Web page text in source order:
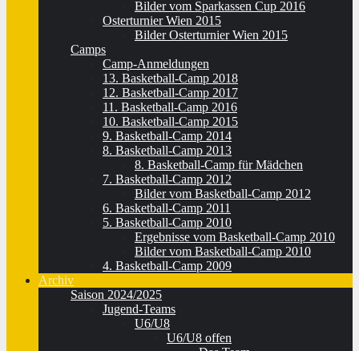
Bilder vom Sparkassen Cup 2016
Osterturnier Wien 2015
Bilder Osterturnier Wien 2015
Camps
Camp-Anmeldungen
13. Basketball-Camp 2018
12. Basketball-Camp 2017
11. Basketball-Camp 2016
10. Basketball-Camp 2015
9. Basketball-Camp 2014
8. Basketball-Camp 2013
8. Basketball-Camp für Mädchen
7. Basketball-Camp 2012
Bilder vom Basketball-Camp 2012
6. Basketball-Camp 2011
5. Basketball-Camp 2010
Ergebnisse vom Basketball-Camp 2010
Bilder vom Basketball-Camp 2010
4. Basketball-Camp 2009
Archiv
Saison 2024/2025
Jugend-Teams
U6/U8
U6/U8 offen